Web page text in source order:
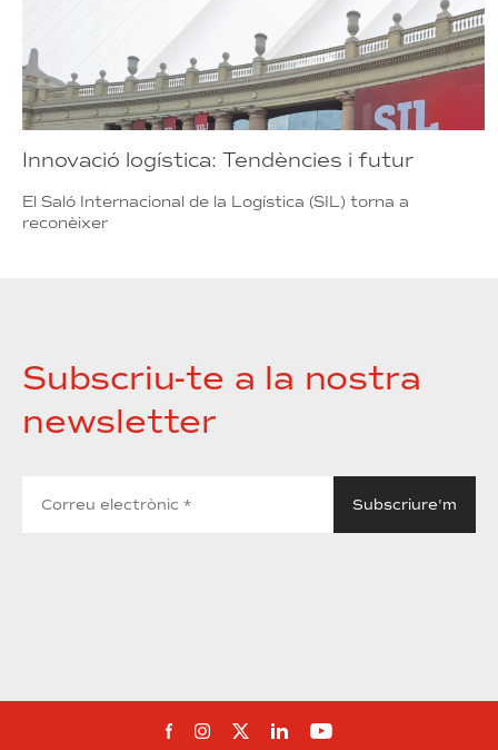
Innovació logística: Tendències i futur
El Saló Internacional de la Logística (SIL) torna a
reconèixer
Subscriu-te a la nostra
newsletter
Segueix-nos al Facebook
Segueix-nos a Instagram
Segueix-nos a Twitter
Segueix-nos a
Segueix-nos a